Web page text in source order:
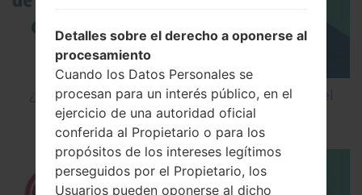
¿Cómo restablecer datos de fábrica a través del
código en LG Cookie Smart T375?
Detalles sobre el derecho a oponerse al
procesamiento
Cuando los Datos Personales se
procesan para un interés público, en el
ejercicio de una autoridad oficial
conferida al Propietario o para los
propósitos de los intereses legítimos
perseguidos por el Propietario, los
Usuarios pueden oponerse al dicho